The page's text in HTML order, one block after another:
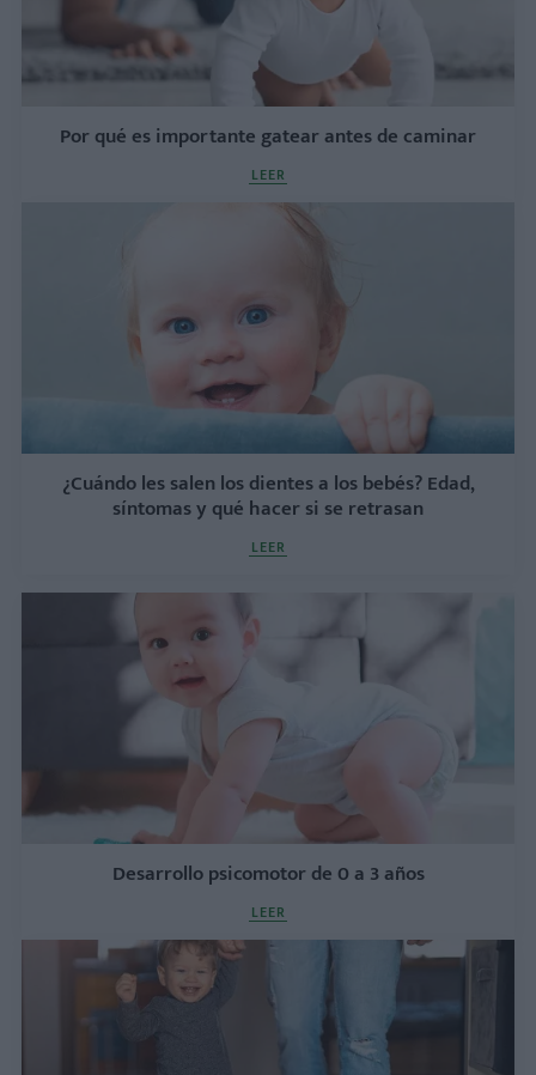
Por qué es importante gatear antes de caminar
LEER
¿Cuándo les salen los dientes a los bebés? Edad,
síntomas y qué hacer si se retrasan
LEER
Desarrollo psicomotor de 0 a 3 años
LEER